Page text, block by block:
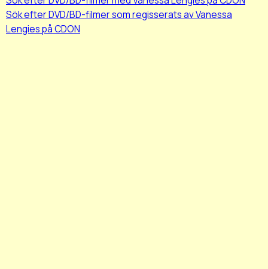
Sök efter DVD/BD-filmer som regisserats av Vanessa
Lengies på CDON